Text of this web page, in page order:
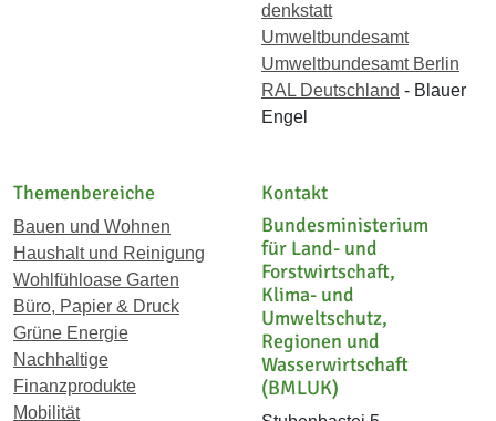
denkstatt
Umweltbundesamt
Umweltbundesamt Berlin
RAL Deutschland - Blauer
Engel
Themenbereiche
Bauen und Wohnen
Haushalt und Reinigung
Wohlfühloase Garten
Büro, Papier & Druck
Grüne Energie
Nachhaltige
Finanzprodukte
Mobilität
Kontakt
Bundesministerium
für Land- und
Forstwirtschaft,
Klima- und
Umweltschutz,
Regionen und
Wasserwirtschaft
(BMLUK)